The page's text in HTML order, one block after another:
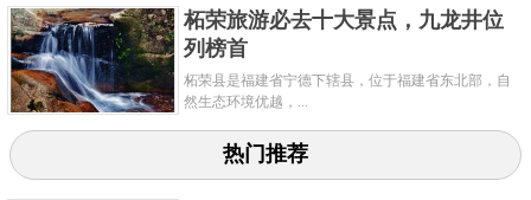
柘荣旅游必去十大景点，九龙井位
列榜首
柘荣县是福建省宁德下辖县，位于福建省东北部，自
然生态环境优越，...
热门推荐